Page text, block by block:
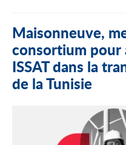
Maisonneuve,
consortium pour
ISSAT dans la
de la Tunisie